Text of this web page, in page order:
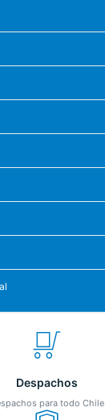
Despachos
para todo Chile